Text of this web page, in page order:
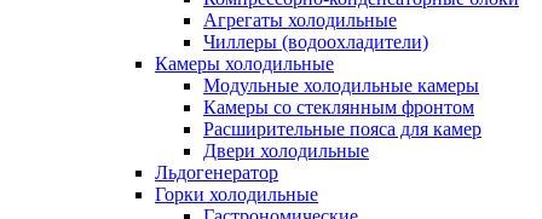
Агрегаты холодильные
Чиллеры (водоохладители)
Камеры холодильные
Модульные холодильные камеры
Камеры со стеклянным фронтом
Расширительные пояса для камер
Двери холодильные
Льдогенератор
Горки холодильные